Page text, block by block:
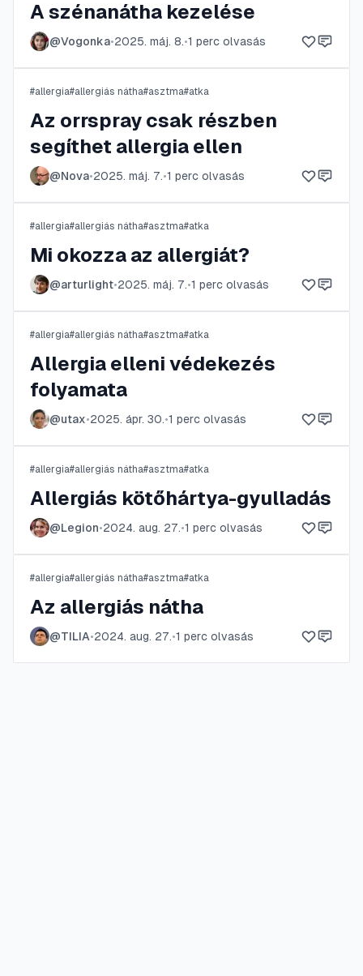
A szénanátha kezelése
@Vogonka•2025. máj. 8.•1 perc olvasás
#allergia#allergiás nátha#asztma#atka
Az orrspray csak részben
segíthet allergia ellen
@Nova•2025. máj. 7.•1 perc olvasás
#allergia#allergiás nátha#asztma#atka
Mi okozza az allergiát?
@arturlight•2025. máj. 7.•1 perc olvasás
#allergia#allergiás nátha#asztma#atka
Allergia elleni védekezés
folyamata
@utax•2025. ápr. 30.•1 perc olvasás
#allergia#allergiás nátha#asztma#atka
Allergiás kötőhártya-gyulladás
@Legion•2024. aug. 27.•1 perc olvasás
#allergia#allergiás nátha#asztma#atka
Az allergiás nátha
@TILIA•2024. aug. 27.•1 perc olvasás